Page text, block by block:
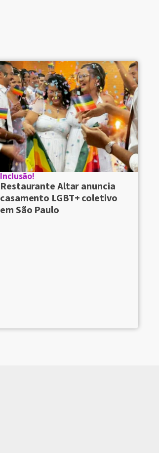
Inclusão!
Restaurante Altar anuncia
casamento LGBT+ coletivo
em São Paulo